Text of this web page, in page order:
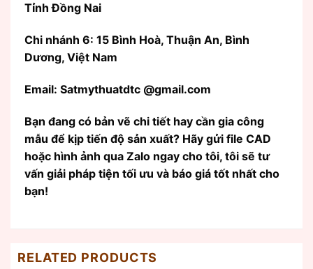
Tỉnh Đồng Nai
Chi nhánh 6: 15 Bình Hoà, Thuận An, Bình
Dương, Việt Nam
Email: Satmythuatdtc @gmail.com
Bạn đang có bản vẽ chi tiết hay cần gia công
mẫu để kịp tiến độ sản xuất? Hãy gửi file CAD
hoặc hình ảnh qua Zalo ngay cho tôi, tôi sẽ tư
vấn giải pháp tiện tối ưu và báo giá tốt nhất cho
bạn!
RELATED PRODUCTS